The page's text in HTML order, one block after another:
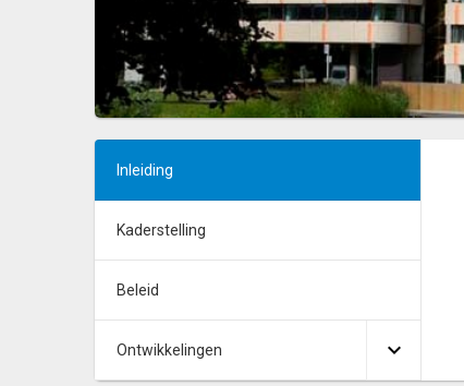
Inleiding
Kaderstelling
Beleid
Ontwikkelingen